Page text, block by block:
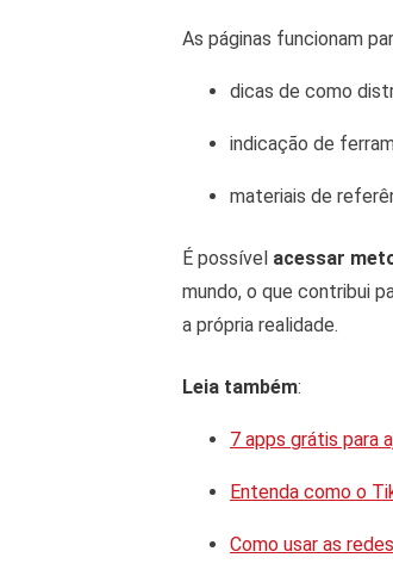
As páginas funcionam
dicas de como
indicação de
materiais de
É possível acessar
mundo, o que contribui
a própria realidade.
Leia também:
7 apps grátis para
Entenda como o
Como usar as